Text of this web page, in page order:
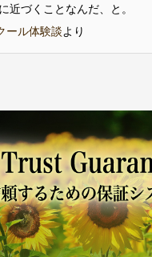
近づくことなんだ、と。
ール体験談より